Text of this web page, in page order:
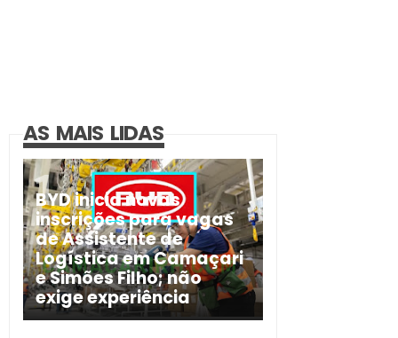
AS MAIS LIDAS
BYD inicia novas
inscrições para vagas
de Assistente de
Logística em Camaçari
e Simões Filho; não
exige experiência